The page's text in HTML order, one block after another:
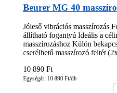
Beurer MG 40
Jóleső vibrációs masszírozás
állítható fogantyú Ideális a
masszírozáshoz Külön
cserélhető masszírozó feltét
10 890 Ft
Egységár: 10 890 Ft/db